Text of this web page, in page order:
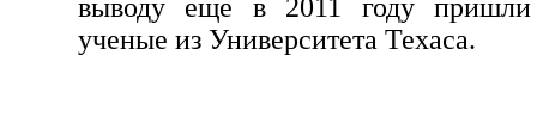
выводу еще в 2011 году пришли
ученые из Университета Техаса.